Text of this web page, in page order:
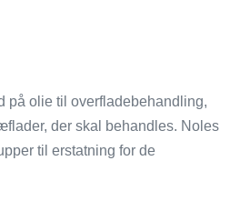
på olie til overfladebehandling,
der skal behandles. Noles
til erstatning for de